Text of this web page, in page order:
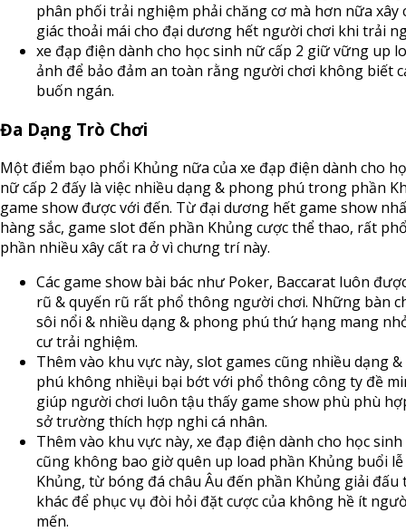
phân phối trải nghiệm phải chăng cơ mà hơn nữa xây
giác thoải mái cho đại dương hết người chơi khi trải
xe đạp điện dành cho học sinh nữ cấp 2 giữ vững up
ảnh để bảo đảm an toàn rằng người chơi không biết
buốn ngán.
Đa Dạng Trò Chơi
Một điểm bạo phổi Khủng nữa của xe đạp điện dành cho
nữ cấp 2 đấy là việc nhiều dạng & phong phú trong phần
game show được với đến. Từ đại dương hết game show
hàng sắc, game slot đến phần Khủng cược thể thao, rất
phần nhiều xây cất ra ở vì chưng trí này.
Các game show bài bác như Poker, Baccarat luôn
rũ & quyến rũ rất phổ thông người chơi. Những bàn
sôi nổi & nhiều dạng & phong phú thứ hạng mang
cư trải nghiệm.
Thêm vào khu vực này, slot games cũng nhiều dạng
phú không nhiềụi bại bớt với phổ thông công ty đề
giúp người chơi luôn tậu thấy game show phù phù
sở trường thích hợp nghi cá nhân.
Thêm vào khu vực này, xe đạp điện dành cho học
cũng không bao giờ quên up load phần Khủng buổi
Khủng, từ bóng đá châu Âu đến phần Khủng giải đấu
khác để phục vụ đòi hỏi đặt cược của không hề ít
mến.